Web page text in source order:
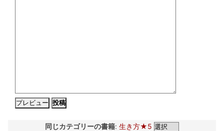
同じカテゴリーの書籍: 生き方★5